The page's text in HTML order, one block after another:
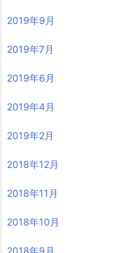
2019年9月
2019年7月
2019年6月
2019年4月
2019年2月
2018年12月
2018年11月
2018年10月
2018年9月